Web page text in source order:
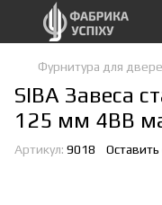
Фурнитура для
SIBA Завеса
125 мм 4BB
Артикул: 9018